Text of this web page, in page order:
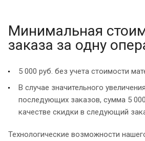
Минимальная
заказа за одну
5 000 руб. без учета стоимости
В случае значительного
последующих заказов, сумма 5
качестве скидки в следующий
Технологические возможности